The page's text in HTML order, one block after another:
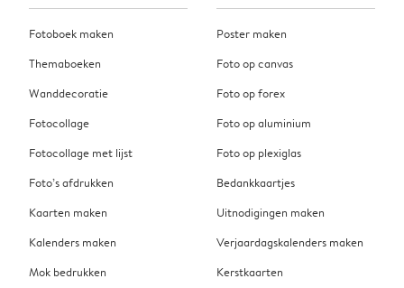
Fotoboek maken
Themaboeken
Wanddecoratie
Fotocollage
Fotocollage met lijst
Foto’s afdrukken
Kaarten maken
Kalenders maken
Mok bedrukken
Poster maken
Foto op canvas
Foto op forex
Foto op aluminium
Foto op plexiglas
Bedankkaartjes
Uitnodigingen maken
Verjaardagskalenders maken
Kerstkaarten